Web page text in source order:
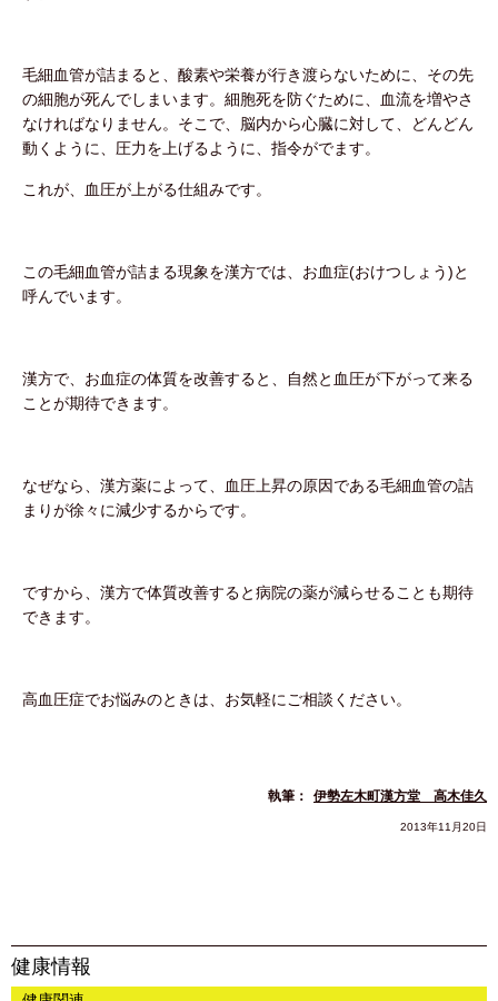
毛細血管が詰まると、酸素や栄養が行き渡らないために、その先
の細胞が死んでしまいます。細胞死を防ぐために、血流を増やさ
なければなりません。そこで、脳内から心臓に対して、どんどん
動くように、圧力を上げるように、指令がでます。
これが、血圧が上がる仕組みです。
この毛細血管が詰まる現象を漢方では、お血症(おけつしょう)と
呼んでいます。
漢方で、お血症の体質を改善すると、自然と血圧が下がって来る
ことが期待できます。
なぜなら、漢方薬によって、血圧上昇の原因である毛細血管の詰
まりが徐々に減少するからです。
ですから、漢方で体質改善すると病院の薬が減らせることも期待
できます。
高血圧症でお悩みのときは、お気軽にご相談ください。
執筆： 伊勢左木町漢方堂 高木佳久
2013年11月20日
健康情報